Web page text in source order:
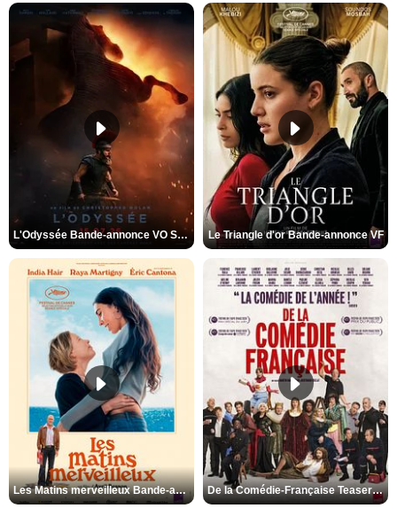
L'Odyssée Bande-annonce VO STFR Le Triangle d'or Bande-annonce VF
Les Matins merveilleux Bande-annonce VF De la Comédie-Française Teaser VF